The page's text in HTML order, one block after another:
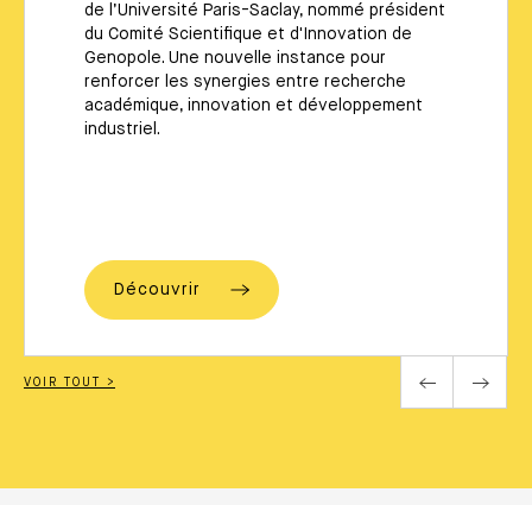
de l’Université Paris-Saclay, nommé président
du Comité Scientifique et d'Innovation de
Genopole. Une nouvelle instance pour
renforcer les synergies entre recherche
académique, innovation et développement
industriel.
Découvrir
VOIR TOUT >